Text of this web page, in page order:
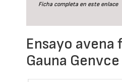
Ficha completa en este enlace
Ensayo avena
Gauna